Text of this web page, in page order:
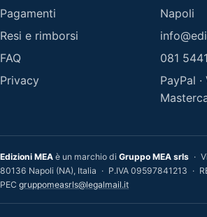
Pagamenti
Resi e rimborsi
FAQ
Privacy
Napoli
081
PayPal ·
Edizioni MEA è un marchio di Gruppo MEA srls ·
80136 Napoli (NA), Italia · P.IVA 09597841213 ·
PEC gruppomeasrls@legalmail.it